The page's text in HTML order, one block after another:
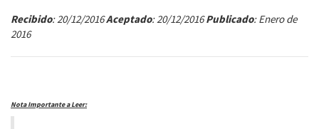
Recibido: 20/12/2016Aceptado: 20/12/2016 Publicado: Enero de
2016
Nota Importante a Leer: